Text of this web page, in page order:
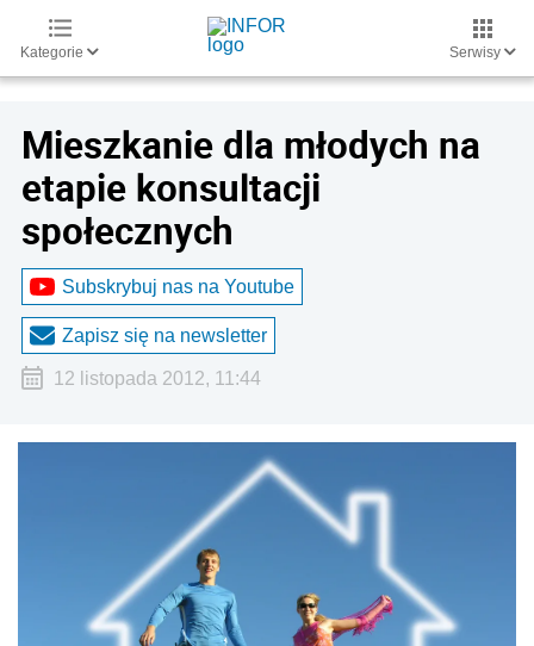
Kategorie Serwisy
Mieszkanie dla młodych na
etapie konsultacji
społecznych
Subskrybuj nas na Youtube
Zapisz się na newsletter
12 listopada 2012, 11:44